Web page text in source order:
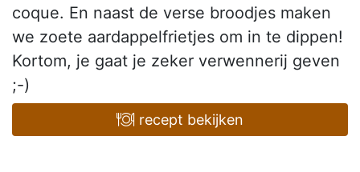
coque. En naast de verse broodjes maken
we zoete aardappelfrietjes om in te dippen!
Kortom, je gaat je zeker verwennerij geven
;-)
recept bekijken